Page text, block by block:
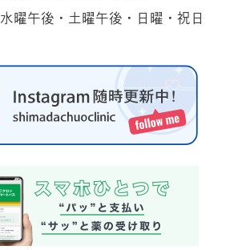
水曜午後・土曜午後・日曜・祝日